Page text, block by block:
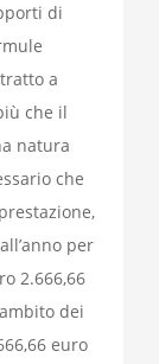
di
a
che il
natura
che
per
2.666,66
dei
euro